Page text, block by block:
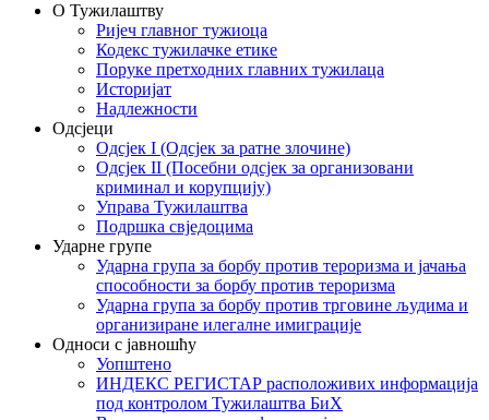
О Тужилаштву
Ријеч главног тужиоца
Кодекс тужилачке етике
Поруке претходних главних тужилаца
Историјат
Надлежности
Одсјеци
Одсјек I (Одсјек за ратне злочине)
Одсјек II (Посебни одсјек за организовани
криминал и корупцију)
Управа Тужилаштва
Подршка свједоцима
Ударне групе
Ударна група за борбу против тероризма и јачања
способности за борбу против тероризма
Ударна група за борбу против трговине људима и
организиране илегалне имиграције
Односи с јавношћу
Уопштено
ИНДЕКС РЕГИСТАР расположивих информација
под контролом Тужилаштва БиХ